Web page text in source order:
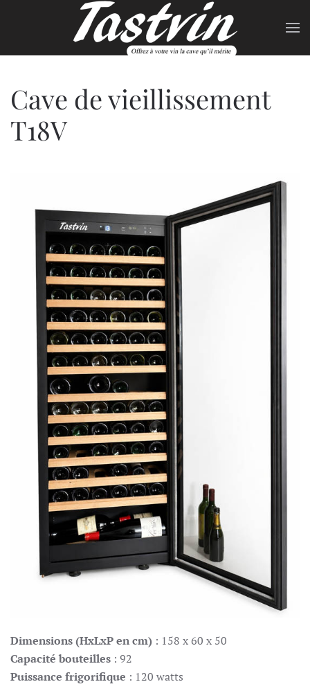
Skip to main content
Cave de vieillissement
T18V
Dimensions (HxLxP en cm) : 158 x 60 x 50
Capacité bouteilles : 92
Puissance frigorifique : 120 watts